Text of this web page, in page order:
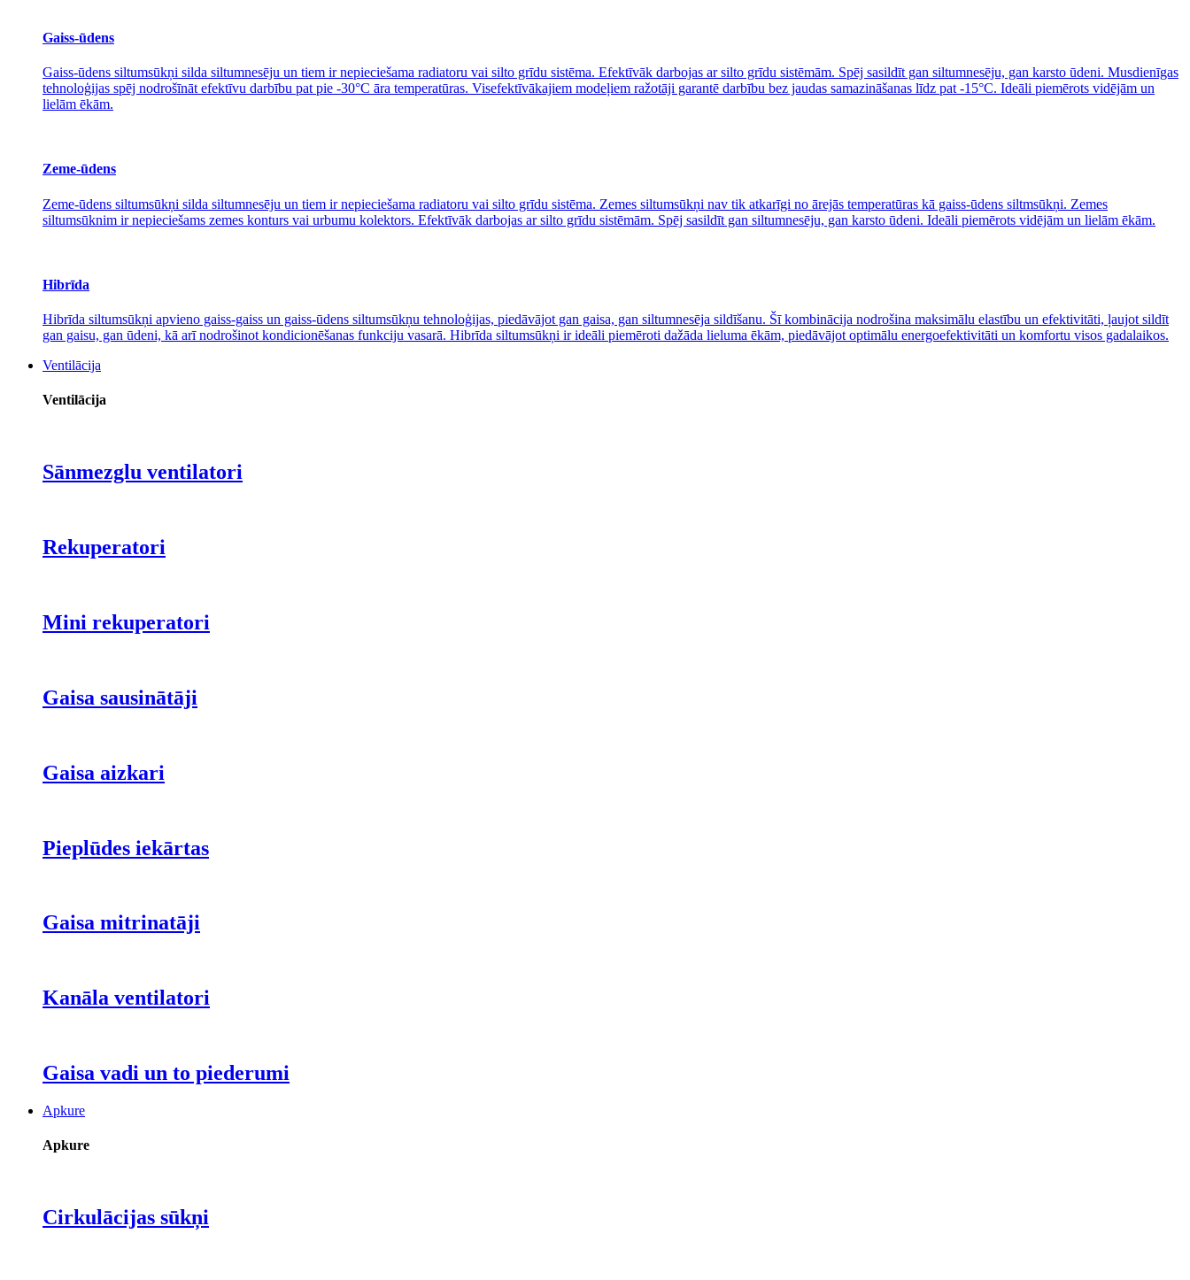
Gaiss-ūdens
Gaiss-ūdens siltumsūkņi silda siltumnesēju un tiem ir nepieciešama radiatoru vai silto grīdu sistēma. Efektīvāk darbojas ar silto grīdu sistēmām. Spēj sasildīt gan siltumnesēju, gan karsto ūdeni. Musdienīgas
tehnoloģijas spēj nodrošīnāt efektīvu darbību pat pie -30°C āra temperatūras. Visefektīvākajiem modeļiem ražotāji garantē darbību bez jaudas samazināšanas līdz pat -15°C. Ideāli piemērots vidējām un
lielām ēkām.
Zeme-ūdens
Zeme-ūdens siltumsūkņi silda siltumnesēju un tiem ir nepieciešama radiatoru vai silto grīdu sistēma. Zemes siltumsūkņi nav tik atkarīgi no ārejās temperatūras kā gaiss-ūdens siltmsūkņi. Zemes
siltumsūknim ir nepieciešams zemes konturs vai urbumu kolektors. Efektīvāk darbojas ar silto grīdu sistēmām. Spēj sasildīt gan siltumnesēju, gan karsto ūdeni. Ideāli piemērots vidējām un lielām ēkām.
Hibrīda
Hibrīda siltumsūkņi apvieno gaiss-gaiss un gaiss-ūdens siltumsūkņu tehnoloģijas, piedāvājot gan gaisa, gan siltumnesēja sildīšanu. Šī kombinācija nodrošina maksimālu elastību un efektivitāti, ļaujot sildīt
gan gaisu, gan ūdeni, kā arī nodrošinot kondicionēšanas funkciju vasarā. Hibrīda siltumsūkņi ir ideāli piemēroti dažāda lieluma ēkām, piedāvājot optimālu energoefektivitāti un komfortu visos gadalaikos.
Ventilācija
Ventilācija
Sānmezglu ventilatori
Rekuperatori
Mini rekuperatori
Gaisa sausinātāji
Gaisa aizkari
Pieplūdes iekārtas
Gaisa mitrinatāji
Kanāla ventilatori
Gaisa vadi un to piederumi
Apkure
Apkure
Cirkulācijas sūkņi